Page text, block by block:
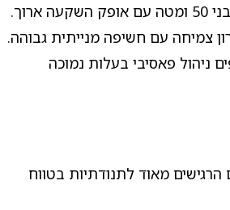
ארוך.
צמיחה עם חשיפה מנייתית גבוהה.
ניהול פאסיבי בעלות נמוכה
הרגישים מאוד לתנודתיות בטווח